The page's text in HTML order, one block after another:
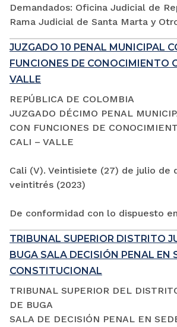
Demandados: Oficina Judicial de
Rama Judicial de Santa Marta y
JUZGADO 10 PENAL MUNICIPAL
FUNCIONES DE CONOCIMIENTO
VALLE
REPÚBLICA DE COLOMBIA
JUZGADO DÉCIMO PENAL
CON FUNCIONES DE
CALI – VALLE
Cali (V). Veintisiete (27) de julio de
veintitrés (2023)
De conformidad con lo dispuesto
TRIBUNAL SUPERIOR DISTRITO
BUGA SALA DECISIÓN PENAL EN
CONSTITUCIONAL
TRIBUNAL SUPERIOR DEL
DE BUGA
SALA DE DECISIÓN PENAL EN